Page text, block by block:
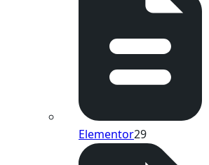
Elementor29